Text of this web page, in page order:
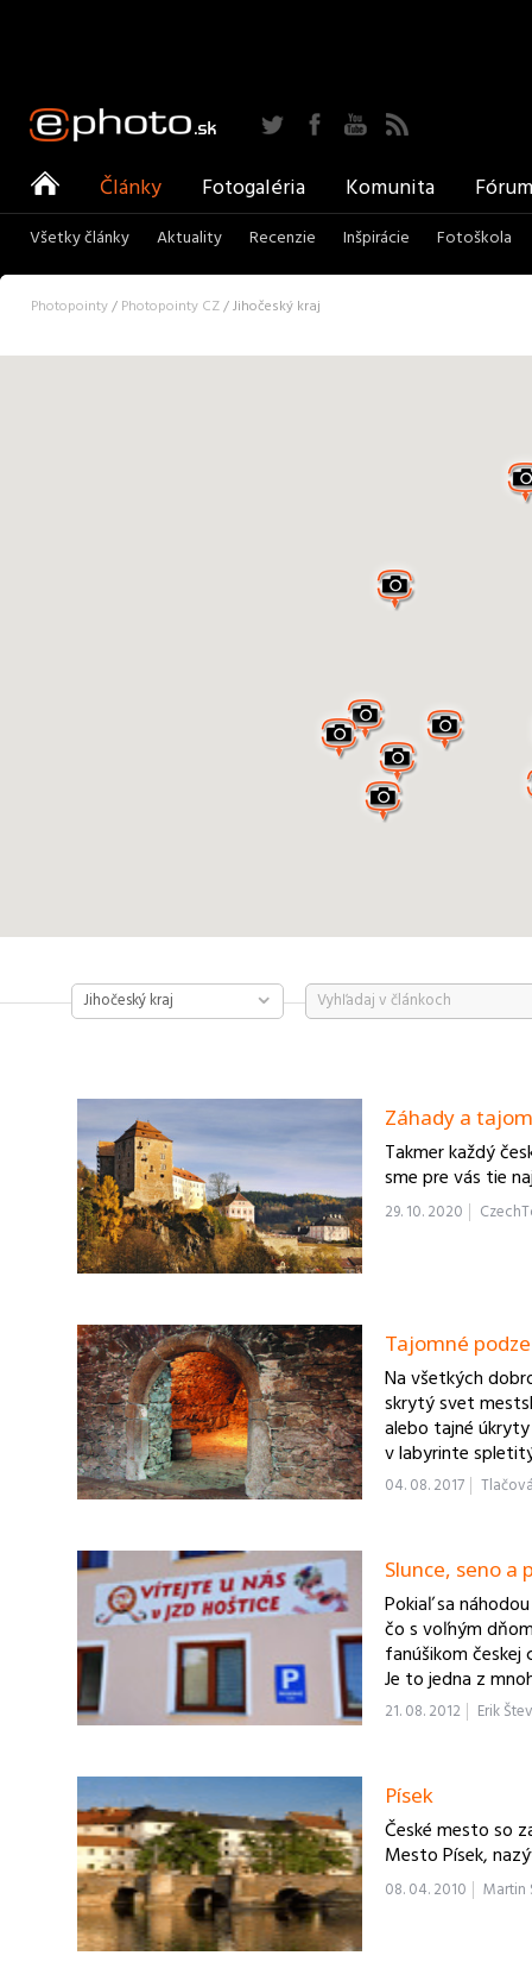
TwitterFacebookYouTube
ePhoto
Články
Všetky články Aktuality Recenzie Inšpirácie Fotoškola
Fotogaléria Komunita Fórum
Photopointy/ Photopointy CZ/ Jihočeský kraj
Jihočeský kraj
Záhady a
Takmer každý
sme pre vás tie
29. 10. 2020
Tajomné
Na všetkých
skrytý svet
alebo tajné
v labyrinte
04. 08. 2017
Slunce, seno a
Pokiaľ sa
čo s voľným
fanúšikom
Je to jedna z
Čiech, no je v
český režisér a
21. 08. 2012 Erik
Písek
České mesto so
Mesto Písek,
08. 04. 2010 Martin